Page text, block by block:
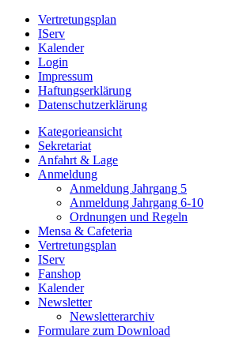
Vertretungsplan
IServ
Kalender
Login
Impressum
Haftungserklärung
Datenschutzerklärung
Kategorieansicht
Sekretariat
Anfahrt & Lage
Anmeldung
Anmeldung Jahrgang 5
Anmeldung Jahrgang 6-10
Ordnungen und Regeln
Mensa & Cafeteria
Vertretungsplan
IServ
Fanshop
Kalender
Newsletter
Newsletterarchiv
Formulare zum Download